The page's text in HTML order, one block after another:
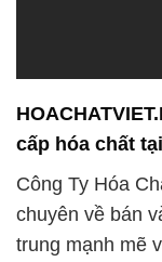
cấp hóa chất
Công Ty Hóa
chuyên về bán
trung mạnh mẽ